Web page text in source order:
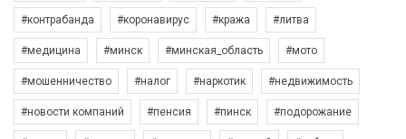
#контрабанда #коронавирус #кража #литва
#медицина #минск #минская_область #мото
#мошенничество #налог #наркотик #недвижимость
#новости компаний #пенсия #пинск #подорожание